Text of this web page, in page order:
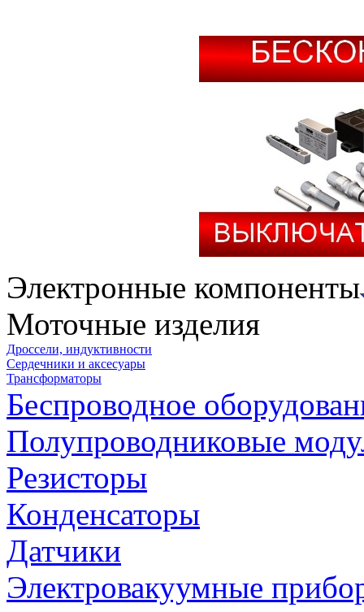
Электронные компоненты
Моточные изделия
Дроссели, индуктивности
Сердечники и аксесуары
Трансформаторы
Беспроводное
Полупроводниковые
Резисторы
Конденсаторы
Датчики
Электровакуумные